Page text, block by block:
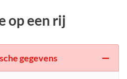
op een rij
gegevens